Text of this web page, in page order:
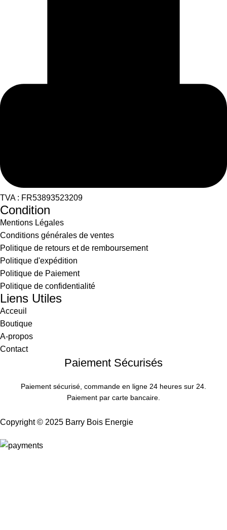
TVA : FR53893523209
Condition
Mentions Légales
Conditions générales de ventes
Politique de retours et de remboursement
Politique d'expédition
Politique de Paiement
Politique de confidentialité
Liens Utiles
Acceuil
Boutique
A-propos
Contact
Paiement Sécurisés
Paiement sécurisé, commande en ligne 24 heures sur 24.
Paiement par carte bancaire.
Copyright © 2025 Barry Bois Energie